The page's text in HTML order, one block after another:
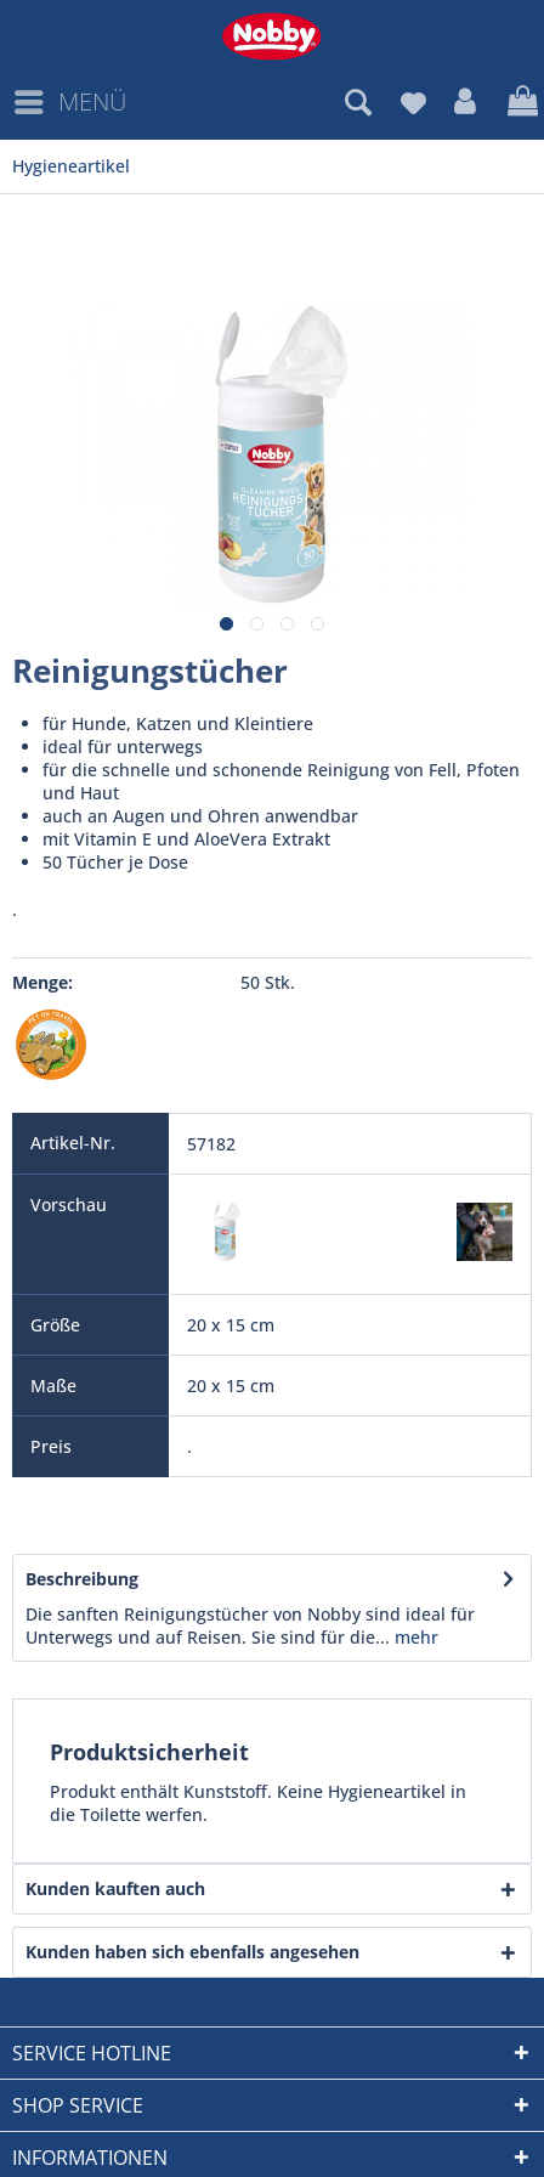
MENÜ
Hygieneartikel
Reinigungstücher
für Hunde, Katzen und Kleintiere
ideal für unterwegs
für die schnelle und schonende Reinigung von Fell, Pfoten
und Haut
auch an Augen und Ohren anwendbar
mit Vitamin E und AloeVera Extrakt
50 Tücher je Dose
.
Menge: 50 Stk.
57182
20 x 15 cm
20 x 15 cm
.
Beschreibung
Die sanften Reinigungstücher von Nobby sind ideal für
Unterwegs und auf Reisen. Sie sind für die... mehr
Produktsicherheit
Produkt enthält Kunststoff. Keine Hygieneartikel in
die Toilette werfen.
Kunden kauften auch
Kunden haben sich ebenfalls angesehen
SERVICE HOTLINE
SHOP SERVICE
INFORMATIONEN